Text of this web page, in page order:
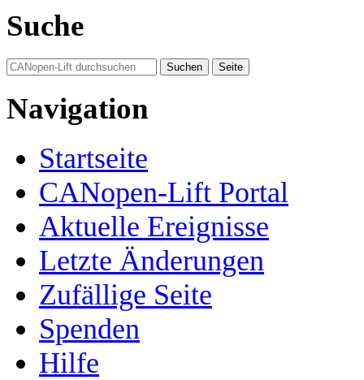
Suche
Navigation
Startseite
CANopen-Lift Portal
Aktuelle Ereignisse
Letzte Änderungen
Zufällige Seite
Spenden
Hilfe